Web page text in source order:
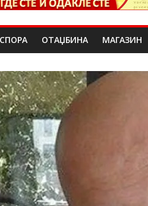
ОТАЏБИНА МАГАЗИН